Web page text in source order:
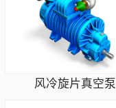
风冷旋片真空泵